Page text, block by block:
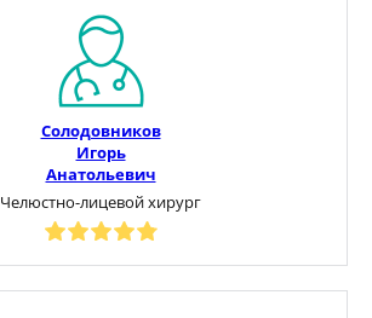
Солодовников
Игорь
Анатольевич
Челюстно-лицевой хирург